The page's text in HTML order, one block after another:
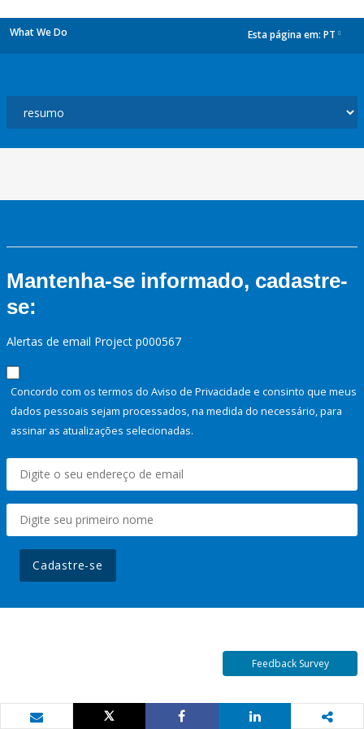
What We Do Esta página em: PT
Mantenha-se informado, cadastre-
se:
Alertas de email Project p000567
Concordo com os termos do Aviso de Privacidade e consinto que meus
dados pessoais sejam processados, na medida do necessário, para
assinar as atualizações selecionadas.
Cadastre-se
Feedback Survey